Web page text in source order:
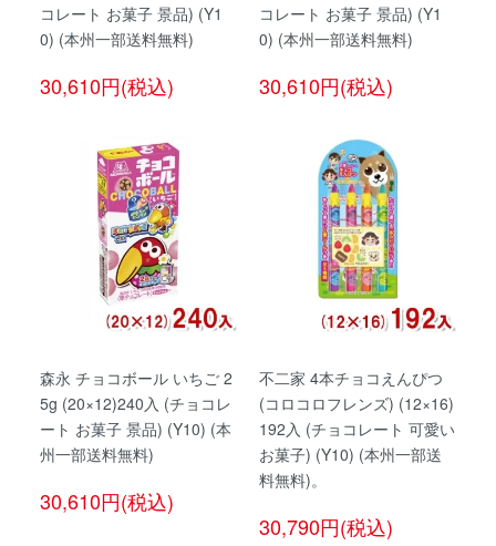
コレート お菓子 景品) (Y1
0) (本州一部送料無料)
30,610円(税込)
コレート お菓子 景品) (Y1
0) (本州一部送料無料)
30,610円(税込)
森永 チョコボール いちご 2
5g (20×12)240入 (チョコレ
ート お菓子 景品) (Y10) (本
州一部送料無料)
30,610円(税込)
不二家 4本チョコえんぴつ
(コロコロフレンズ) (12×16)
192入 (チョコレート 可愛い
お菓子) (Y10) (本州一部送
料無料)。
30,790円(税込)